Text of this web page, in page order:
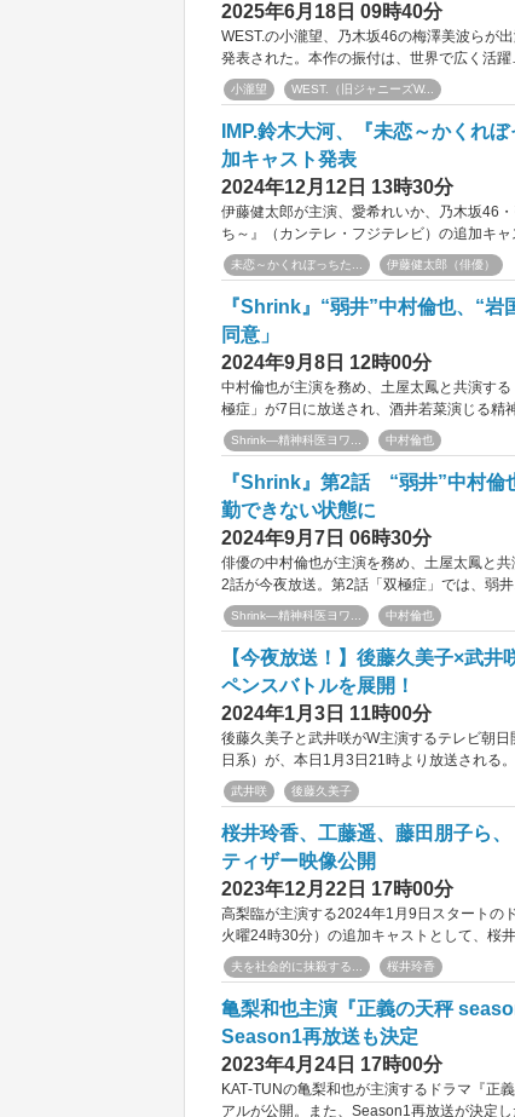
2025年6月18日 09時40分
WEST.の小瀧望、乃木坂46の梅澤美波らが
発表された。本作の振付は、世界で広く活
小瀧望 WEST.（旧ジャニーズW...
IMP.鈴木大河、『未恋～かくれ
加キャスト発表
2024年12月12日 13時30分
伊藤健太郎が主演、愛希れいか、乃木坂46
ち～』（カンテレ・フジテレビ）の追加キ
未恋～かくれぼっちた... 伊藤健太郎（俳優）
『Shrink』“弱井”中村倫也、“
同意」
2024年9月8日 12時00分
中村倫也が主演を務め、土屋太鳳と共演す
極症」が7日に放送され、酒井若菜演じる精
Shrink―精神科医ヨワ... 中村倫也
『Shrink』第2話 “弱井”中村倫
勤できない状態に
2024年9月7日 06時30分
俳優の中村倫也が主演を務め、土屋太鳳と
2話が今夜放送。第2話「双極症」では、弱
Shrink―精神科医ヨワ... 中村倫也
【今夜放送！】後藤久美子×武
ペンスバトルを展開！
2024年1月3日 11時00分
後藤久美子と武井咲がW主演するテレビ朝
日系）が、本日1月3日21時より放送される
武井咲 後藤久美子
桜井玲香、工藤遥、藤田朋子ら
ティザー映像公開
2023年12月22日 17時00分
高梨臨が主演する2024年1月9日スタートの
火曜24時30分）の追加キャストとして、桜
夫を社会的に抹殺する... 桜井玲香
亀梨和也主演『正義の天秤
Season1再放送も決定
2023年4月24日 17時00分
KAT‐TUNの亀梨和也が主演するドラマ『正
アルが公開。また、Season1再放送が決定し